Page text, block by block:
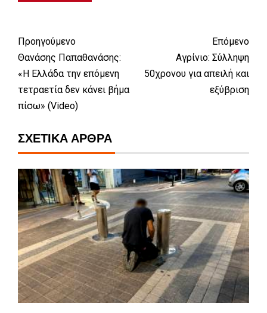
Προηγούμενο
Θανάσης Παπαθανάσης:
«Η Ελλάδα την επόμενη
τετραετία δεν κάνει βήμα
πίσω» (Video)
Επόμενο
Αγρίνιο: Σύλληψη
50χρονου για απειλή και
εξύβριση
ΣΧΕΤΙΚΆ ΆΡΘΡΑ